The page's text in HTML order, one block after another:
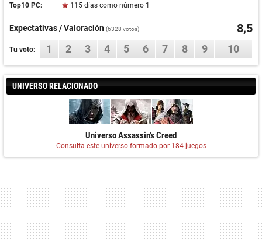
Top10 PC:
115 días como número 1
Expectativas / Valoración (6328 votos) 8,5
Tu voto: 1 2 3 4 5 6 7 8 9 10
UNIVERSO RELACIONADO
Universo Assassin's Creed
Consulta este universo formado por 184 juegos